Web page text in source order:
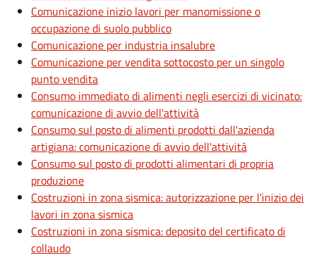
Comunicazione inizio lavori per manomissione o
occupazione di suolo pubblico
Comunicazione per industria insalubre
Comunicazione per vendita sottocosto per un singolo
punto vendita
Consumo immediato di alimenti negli esercizi di vicinato:
comunicazione di avvio dell'attività
Consumo sul posto di alimenti prodotti dall'azienda
artigiana: comunicazione di avvio dell'attività
Consumo sul posto di prodotti alimentari di propria
produzione
Costruzioni in zona sismica: autorizzazione per l'inizio dei
lavori in zona sismica
Costruzioni in zona sismica: deposito del certificato di
collaudo